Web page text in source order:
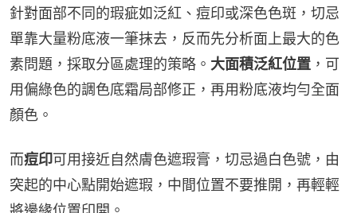
針對面部不同的瑕疵如泛紅、痘印或深色色斑，切忌
單靠大量粉底液一筆抹去，反而先分析面上最大的色
素問題，採取分區處理的策略。 大面積泛紅位置 ，可
用偏綠色的調色底霜局部修正，再用粉底液均勻全面
顏色。
而痘印可用接近自然膚色遮瑕膏，切忌過白色號，由
突起的中心點開始遮瑕，中間位置不要推開，再輕輕